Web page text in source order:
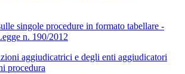
singole procedure in formato tabellare -
n. 190/2012
aggiudicatrici e degli enti aggiudicatori
procedura